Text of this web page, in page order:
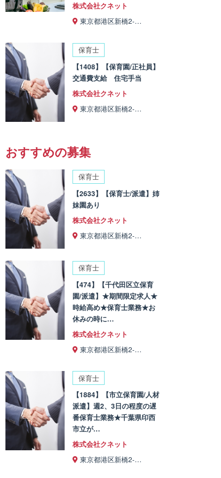
株式会社クネット
東京都港区新橋2-…
保育士
【1408】【保育園/正社員】
交通費支給 住宅手当
株式会社クネット
東京都港区新橋2-…
おすすめの募集
保育士
【2633】【保育士/派遣】姉
妹園あり
株式会社クネット
東京都港区新橋2-…
保育士
【474】【千代田区立保育
園/派遣】★期間限定求人★
時給高め★保育士業務★お
休みの時に…
株式会社クネット
東京都港区新橋2-…
保育士
【1884】【市立保育園/人材
派遣】週2、3日の程度の遅
番保育士業務★千葉県印西
市立が…
株式会社クネット
東京都港区新橋2-…